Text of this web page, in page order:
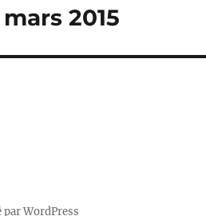
2015
WordPress